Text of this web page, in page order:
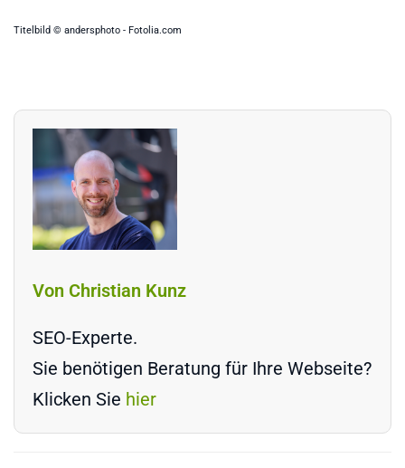
Titelbild © andersphoto - Fotolia.com
Von Christian Kunz
SEO-Experte.
Sie benötigen Beratung für Ihre Webseite?
Klicken Sie hier